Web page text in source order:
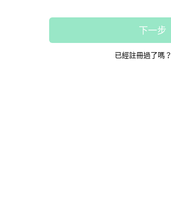
下一步
已經註冊過了嗎？